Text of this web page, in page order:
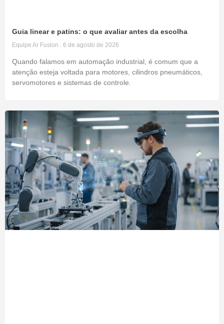
Guia linear e patins: o que avaliar antes da escolha
Equipe Ar Fusion 6 de agosto de 2026
Quando falamos em automação industrial, é comum que a
atenção esteja voltada para motores, cilindros pneumáticos,
servomotores e sistemas de controle.